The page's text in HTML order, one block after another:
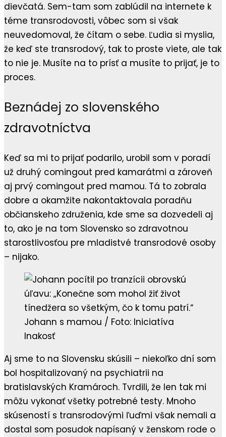
dievčatá. Sem-tam som zablúdil na internete k
téme transrodovosti, vôbec som si však
neuvedomoval, že čítam o sebe. Ľudia si myslia,
že keď ste transrodový, tak to proste viete, ale tak
to nie je. Musíte na to prísť a musíte to prijať, je to
proces.
Beznádej zo slovenského
zdravotníctva
Keď sa mi to prijať podarilo, urobil som v poradí
už druhý comingout pred kamarátmi a zároveň
aj prvý comingout pred mamou. Tá to zobrala
dobre a okamžite nakontaktovala poradňu
občianskeho združenia, kde sme sa dozvedeli aj
to, ako je na tom Slovensko so zdravotnou
starostlivosťou pre mladistvé transrodové osoby
– nijako.
Johann s mamou / Foto: Iniciatíva
Inakosť
Aj sme to na Slovensku skúsili – niekoľko dní som
bol hospitalizovaný na psychiatrii na
bratislavských Kramároch. Tvrdili, že len tak mi
môžu vykonať všetky potrebné testy. Mnoho
skúseností s transrodovými ľuďmi však nemali a
dostal som posudok napísaný v ženskom rode o